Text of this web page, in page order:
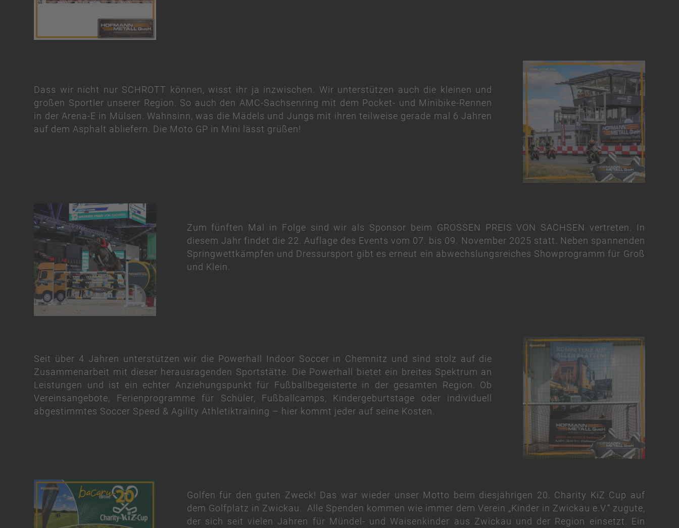
Dass wir nicht nur SCHROTT können, wisst ihr ja inzwischen. Wir unterstützen auch die kleinen und
großen Sportler unserer Region. So auch den AMC-Sachsenring mit dem Pocket- und Minibike-Rennen
in der Arena-E in Mülsen. Wahnsinn, was die Mädels und Jungs mit ihren teilweise gerade mal 6 Jahren
auf dem Asphalt abliefern. Die Moto GP in Mini lässt grüßen!
Zum fünften Mal in Folge sind wir als Sponsor beim GROSSEN PREIS VON SACHSEN vertreten. In
diesem Jahr findet die 22. Auflage des Events vom 07. bis 09. November 2025 statt. Neben spannenden
Springwettkämpfen und Dressursport gibt es erneut ein abwechslungsreiches Showprogramm für Groß
und Klein.
Seit über 4 Jahren unterstützen wir die Powerhall Indoor Soccer in Chemnitz und sind stolz auf die
Zusammenarbeit mit dieser herausragenden Sportstätte. Die Powerhall bietet ein breites Spektrum an
Leistungen und ist ein echter Anziehungspunkt für Fußballbegeisterte in der gesamten Region. Ob
Vereinsangebote, Ferienprogramme für Schüler, Fußballcamps, Kindergeburtstage oder individuell
abgestimmtes Soccer Speed & Agility Athletiktraining – hier kommt jeder auf seine Kosten.
Golfen für den guten Zweck! Das war wieder unser Motto beim diesjährigen 20. Charity KiZ Cup auf
dem Golfplatz in Zwickau. Alle Spenden kommen wie immer dem Verein „Kinder in Zwickau e.V.“ zugute,
der sich seit vielen Jahren für Mündel- und Waisenkinder aus Zwickau und der Region einsetzt. Ein